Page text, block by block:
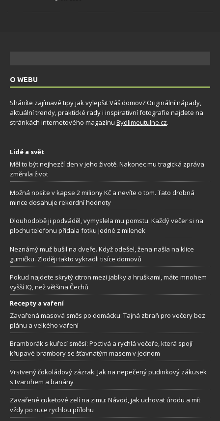
O WEBU
Sháníte zajímavé tipy jak vylepšit Váš domov? Originální nápady,
aktuální trendy, praktické rady i inspirativní fotografie najdete na
stránkách internetového magazínu Bydlimeutulne.cz.
Lidé a svět
Měl to být nejhezčí den v jeho životě. Nakonec mu tragická zpráva
změnila život
Možná nosíte v kapse 2 miliony Kč a nevíte o tom. Tato drobná
mince dosahuje rekordní hodnoty
Dlouhodobě ji podváděl, vymyslela mu pomstu. Každý večer si na
plochu telefonu přidala fotku jedné z milenek
Neznámý muž bušil na dveře. Když odešel, žena našla na klice
gumičku. Zloději takto vykradli tisíce domovů
Pokud najdete skrytý citron mezi jablky a hruškami, máte mnohem
vyšší IQ, než většina Čechů
Recepty a vaření
Zavařená masová směs po domácku: Tajná zbraň pro večery bez
plánu a velkého vaření
Bramborák s kuřecí směsí: Poctivá a rychlá večeře, která spojí
křupavé brambory se šťavnatým masem v jednom
Vrstvený čokoládový zázrak: Jak na nepečený pudinkový zákusek
s tvarohem a banány
Zavařené cuketové zelí na zimu: Návod, jak uchovat úrodu a mít
vždy po ruce rychlou přílohu